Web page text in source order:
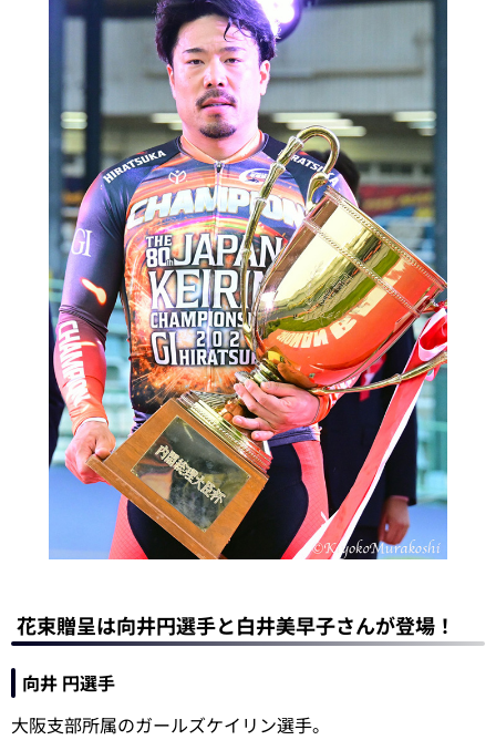
花束贈呈は向井円選手と白井美早子さんが登場！
向井 円選手
大阪支部所属のガールズケイリン選手。